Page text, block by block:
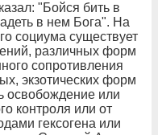
"Бойся бить в
в нем Бога". На
социума существует
различных форм
сопротивления
экзотических форм
освобождение или
контроля или от
гексогена или